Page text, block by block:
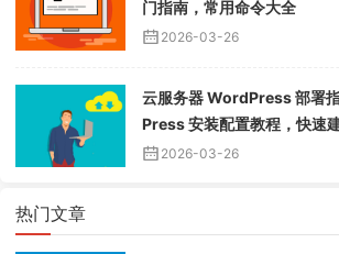
门指南，常用命令大全
2026-03-26
云服务器 WordPress 部署
Press 安装配置教程，快速
2026-03-26
热门文章